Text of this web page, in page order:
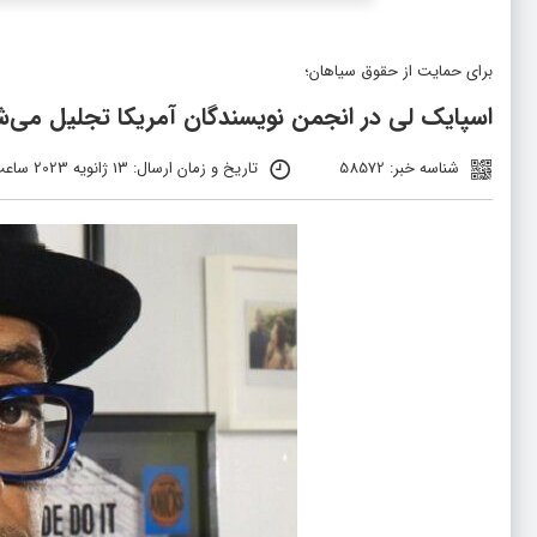
برای حمایت از حقوق سیاهان؛
اسپایک لی در انجمن نویسندگان آمریکا تجلیل
شناسه خبر: 58572 تاریخ و زمان ارسال: 13 ژانویه 2023 ساعت 12:53